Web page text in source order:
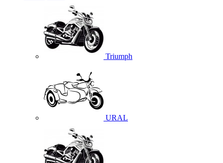
Triumph
URAL